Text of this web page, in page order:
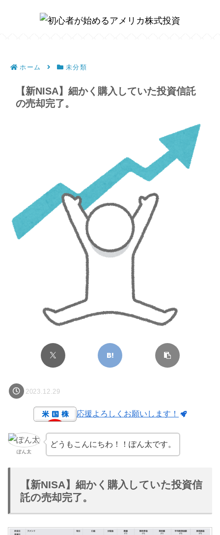
ホーム 未分類
【新NISA】細かく購入していた投資信託
の売却完了。
2023.12.29
応援よろしくお願いします！
ぽん太
どうもこんにちわ！！ぽん太です。
【新NISA】細かく購入していた投資信
託の売却完了。